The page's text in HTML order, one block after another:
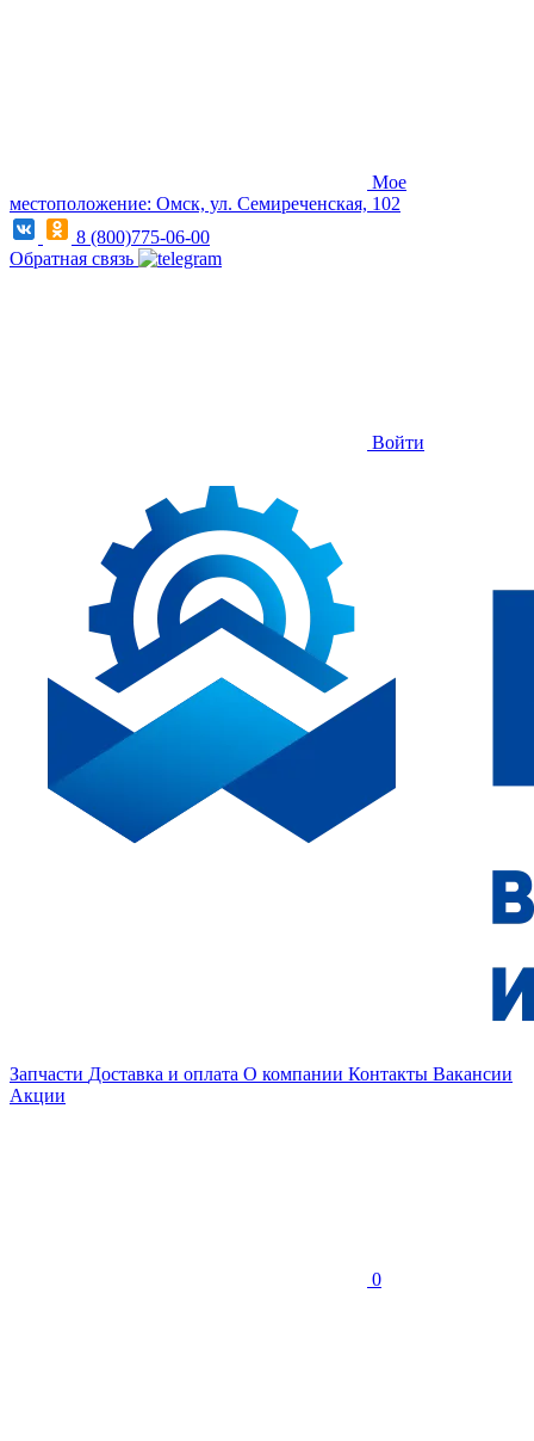
Мое
местоположение: Омск, ул. Семиреченская, 102
8 (800)775-06-00
Обратная связь
Войти
Запчасти Доставка и оплата О компании Контакты Вакансии
Акции
0